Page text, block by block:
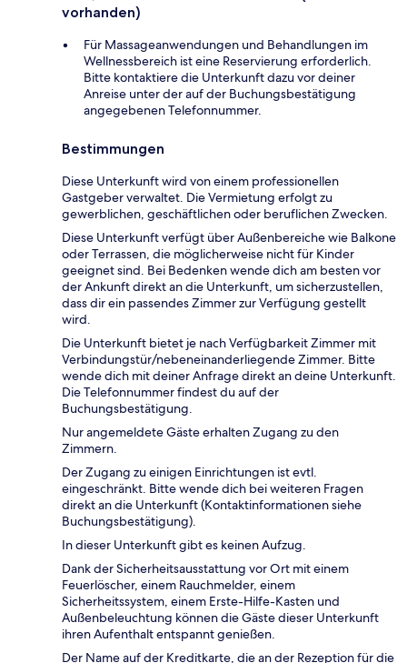
vorhanden)
Für Massageanwendungen und Behandlungen im
Wellnessbereich ist eine Reservierung erforderlich.
Bitte kontaktiere die Unterkunft dazu vor deiner
Anreise unter der auf der Buchungsbestätigung
angegebenen Telefonnummer.
Bestimmungen
Diese Unterkunft wird von einem professionellen
Gastgeber verwaltet. Die Vermietung erfolgt zu
gewerblichen, geschäftlichen oder beruflichen Zwecken.
Diese Unterkunft verfügt über Außenbereiche wie Balkone
oder Terrassen, die möglicherweise nicht für Kinder
geeignet sind. Bei Bedenken wende dich am besten vor
der Ankunft direkt an die Unterkunft, um sicherzustellen,
dass dir ein passendes Zimmer zur Verfügung gestellt
wird.
Die Unterkunft bietet je nach Verfügbarkeit Zimmer mit
Verbindungstür/nebeneinanderliegende Zimmer. Bitte
wende dich mit deiner Anfrage direkt an deine Unterkunft.
Die Telefonnummer findest du auf der
Buchungsbestätigung.
Nur angemeldete Gäste erhalten Zugang zu den
Zimmern.
Der Zugang zu einigen Einrichtungen ist evtl.
eingeschränkt. Bitte wende dich bei weiteren Fragen
direkt an die Unterkunft (Kontaktinformationen siehe
Buchungsbestätigung).
In dieser Unterkunft gibt es keinen Aufzug.
Dank der Sicherheitsausstattung vor Ort mit einem
Feuerlöscher, einem Rauchmelder, einem
Sicherheitssystem, einem Erste-Hilfe-Kasten und
Außenbeleuchtung können die Gäste dieser Unterkunft
ihren Aufenthalt entspannt genießen.
Der Name auf der Kreditkarte, die an der Rezeption für die